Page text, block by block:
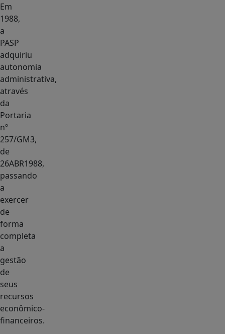
Em
1988,
a
PASP
adquiriu
autonomia
administrativa,
através
da
Portaria
nº
257/GM3,
de
26ABR1988,
passando
a
exercer
de
forma
completa
a
gestão
de
seus
recursos
econômico-
financeiros.